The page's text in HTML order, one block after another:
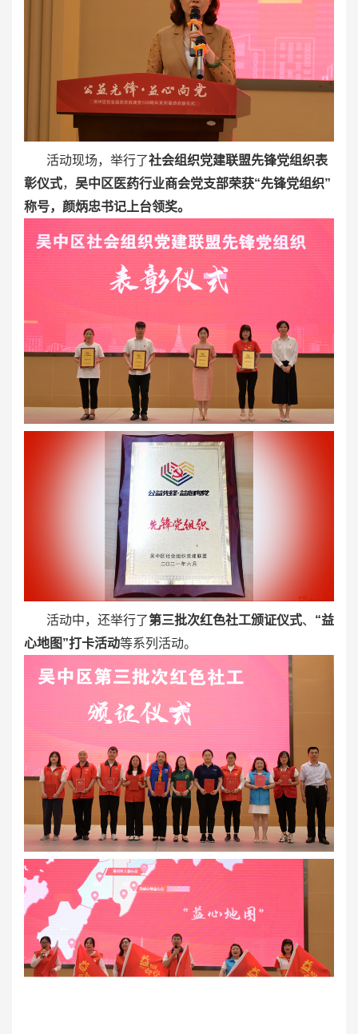
活动现场，举行了社会组织党建联盟先锋党组织表
彰仪式， 吴中区医药行业商会党支部荣获“先锋党组织”
称号，颜炳忠书记上台领奖。
活动中，还举行了第三批次红色社工颁证仪式、 “益
心地图”打卡活动等系列活动。